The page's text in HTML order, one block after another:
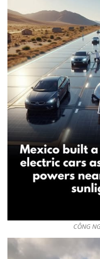
CÔNG